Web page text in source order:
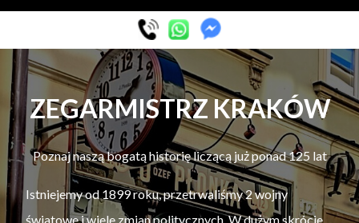
ZEGARMISTRZ KRAKÓW
Poznaj naszą bogatą historię liczącą już ponad 125 lat
Istniejemy od 1899 roku, przetrwaliśmy 2 wojny
światowe i wiele zmian politycznych. W dużym skrócie